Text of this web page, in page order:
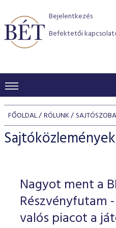
Bejelentkezés
Befektetői
KERESKEDÉSI ADATOK
INDEXEK
Jelzáloglevél indexek
Vállalati kötvény
Azonnali Piac
Részvények
Származékos piac
BEFEKTETŐK
Részvény szekció
Hitelpapír szekció
BÉT szabályzatok
Befektetővédelem
Alkalmazott díjstruktúra
Elszámolás
Részvény és vállalati
program
BÉT Xtend - Részvénypiac
TŐZSDETAGOK
Tőzsdetagok, üzletkötők
VENDOROK
FŐOLDAL RÓLUNK SAJTÓSZOBA
Sajtóközlemények
Nagyot ment a
Részvényfutam
valós piacot a